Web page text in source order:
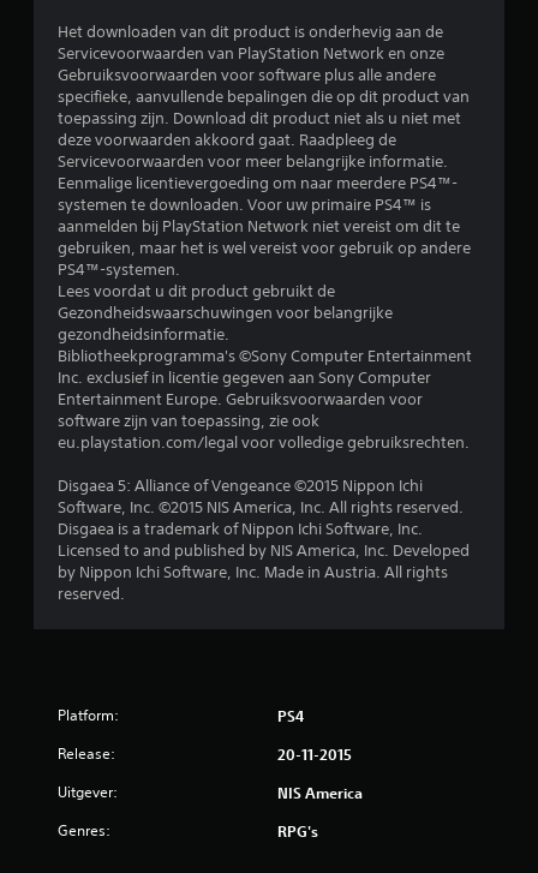
Het downloaden van dit product is onderhevig aan de
Servicevoorwaarden van PlayStation Network en onze
Gebruiksvoorwaarden voor software plus alle andere
specifieke, aanvullende bepalingen die op dit product van
toepassing zijn. Download dit product niet als u niet met
deze voorwaarden akkoord gaat. Raadpleeg de
Servicevoorwaarden voor meer belangrijke informatie.
Eenmalige licentievergoeding om naar meerdere PS4™-
systemen te downloaden. Voor uw primaire PS4™ is
aanmelden bij PlayStation Network niet vereist om dit te
gebruiken, maar het is wel vereist voor gebruik op andere
PS4™-systemen.
Lees voordat u dit product gebruikt de
Gezondheidswaarschuwingen voor belangrijke
gezondheidsinformatie.
Bibliotheekprogramma's ©Sony Computer Entertainment
Inc. exclusief in licentie gegeven aan Sony Computer
Entertainment Europe. Gebruiksvoorwaarden voor
software zijn van toepassing, zie ook
eu.playstation.com/legal voor volledige gebruiksrechten.
Disgaea 5: Alliance of Vengeance ©2015 Nippon Ichi
Software, Inc. ©2015 NIS America, Inc. All rights reserved.
Disgaea is a trademark of Nippon Ichi Software, Inc.
Licensed to and published by NIS America, Inc. Developed
by Nippon Ichi Software, Inc. Made in Austria. All rights
reserved.
Platform: PS4
Release: 20-11-2015
Uitgever: NIS America
Genres: RPG's